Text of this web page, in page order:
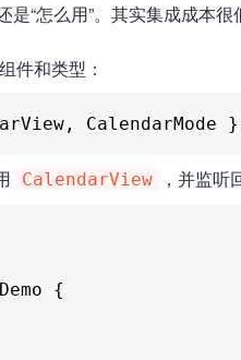
是“怎么用”。其实集成成本
件和类型：
CalendarView ，并监听
{